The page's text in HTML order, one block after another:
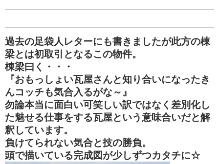
過去の足袋人レターにも書きましたが此方の棟
梁とは初取引となるこの物件。
棟梁曰く・・・
『おもっしょい瓦屋さんと知り合いになったき
んコッチも気合入るがな～』
勿論本当に面白い可笑しい訳ではなく差別化し
た魅せる仕事をする瓦屋という意味合いだと解
釈しています。
負けてられない気合と技の勝負。
頭で描いている完成図が少しずつカタチに☆